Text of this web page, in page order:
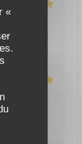
«
/ Prix
/ Prix